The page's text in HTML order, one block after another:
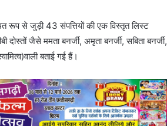
रूप से जुड़ी 43 संपत्तियों की एक विस्तृत लिस्ट
जैसे ममता बनर्जी, अमृता बनर्जी, सबिता बनर्जी,
बताई गई हैं।